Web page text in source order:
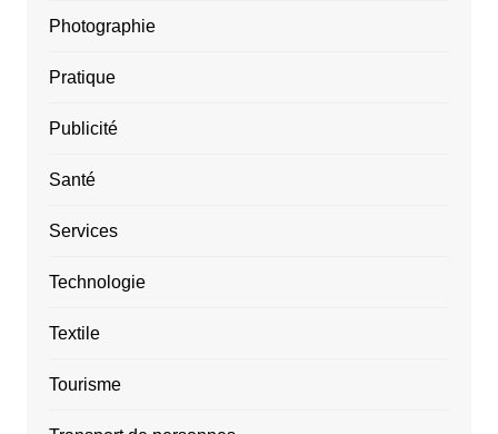
Photographie
Pratique
Publicité
Santé
Services
Technologie
Textile
Tourisme